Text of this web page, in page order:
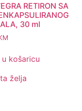
RETIRON SA
30 ml
košaricu
želja